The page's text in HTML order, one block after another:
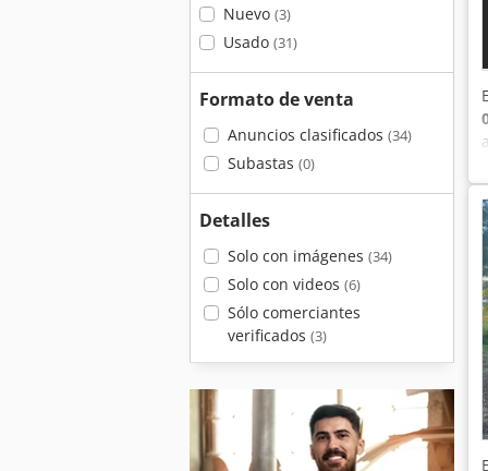
Nuevo (3)
Usado (31)
Formato de venta
Anuncios clasificados (34)
Subastas (0)
Detalles
Solo con imágenes (34)
Solo con videos (6)
Sólo comerciantes
verificados (3)